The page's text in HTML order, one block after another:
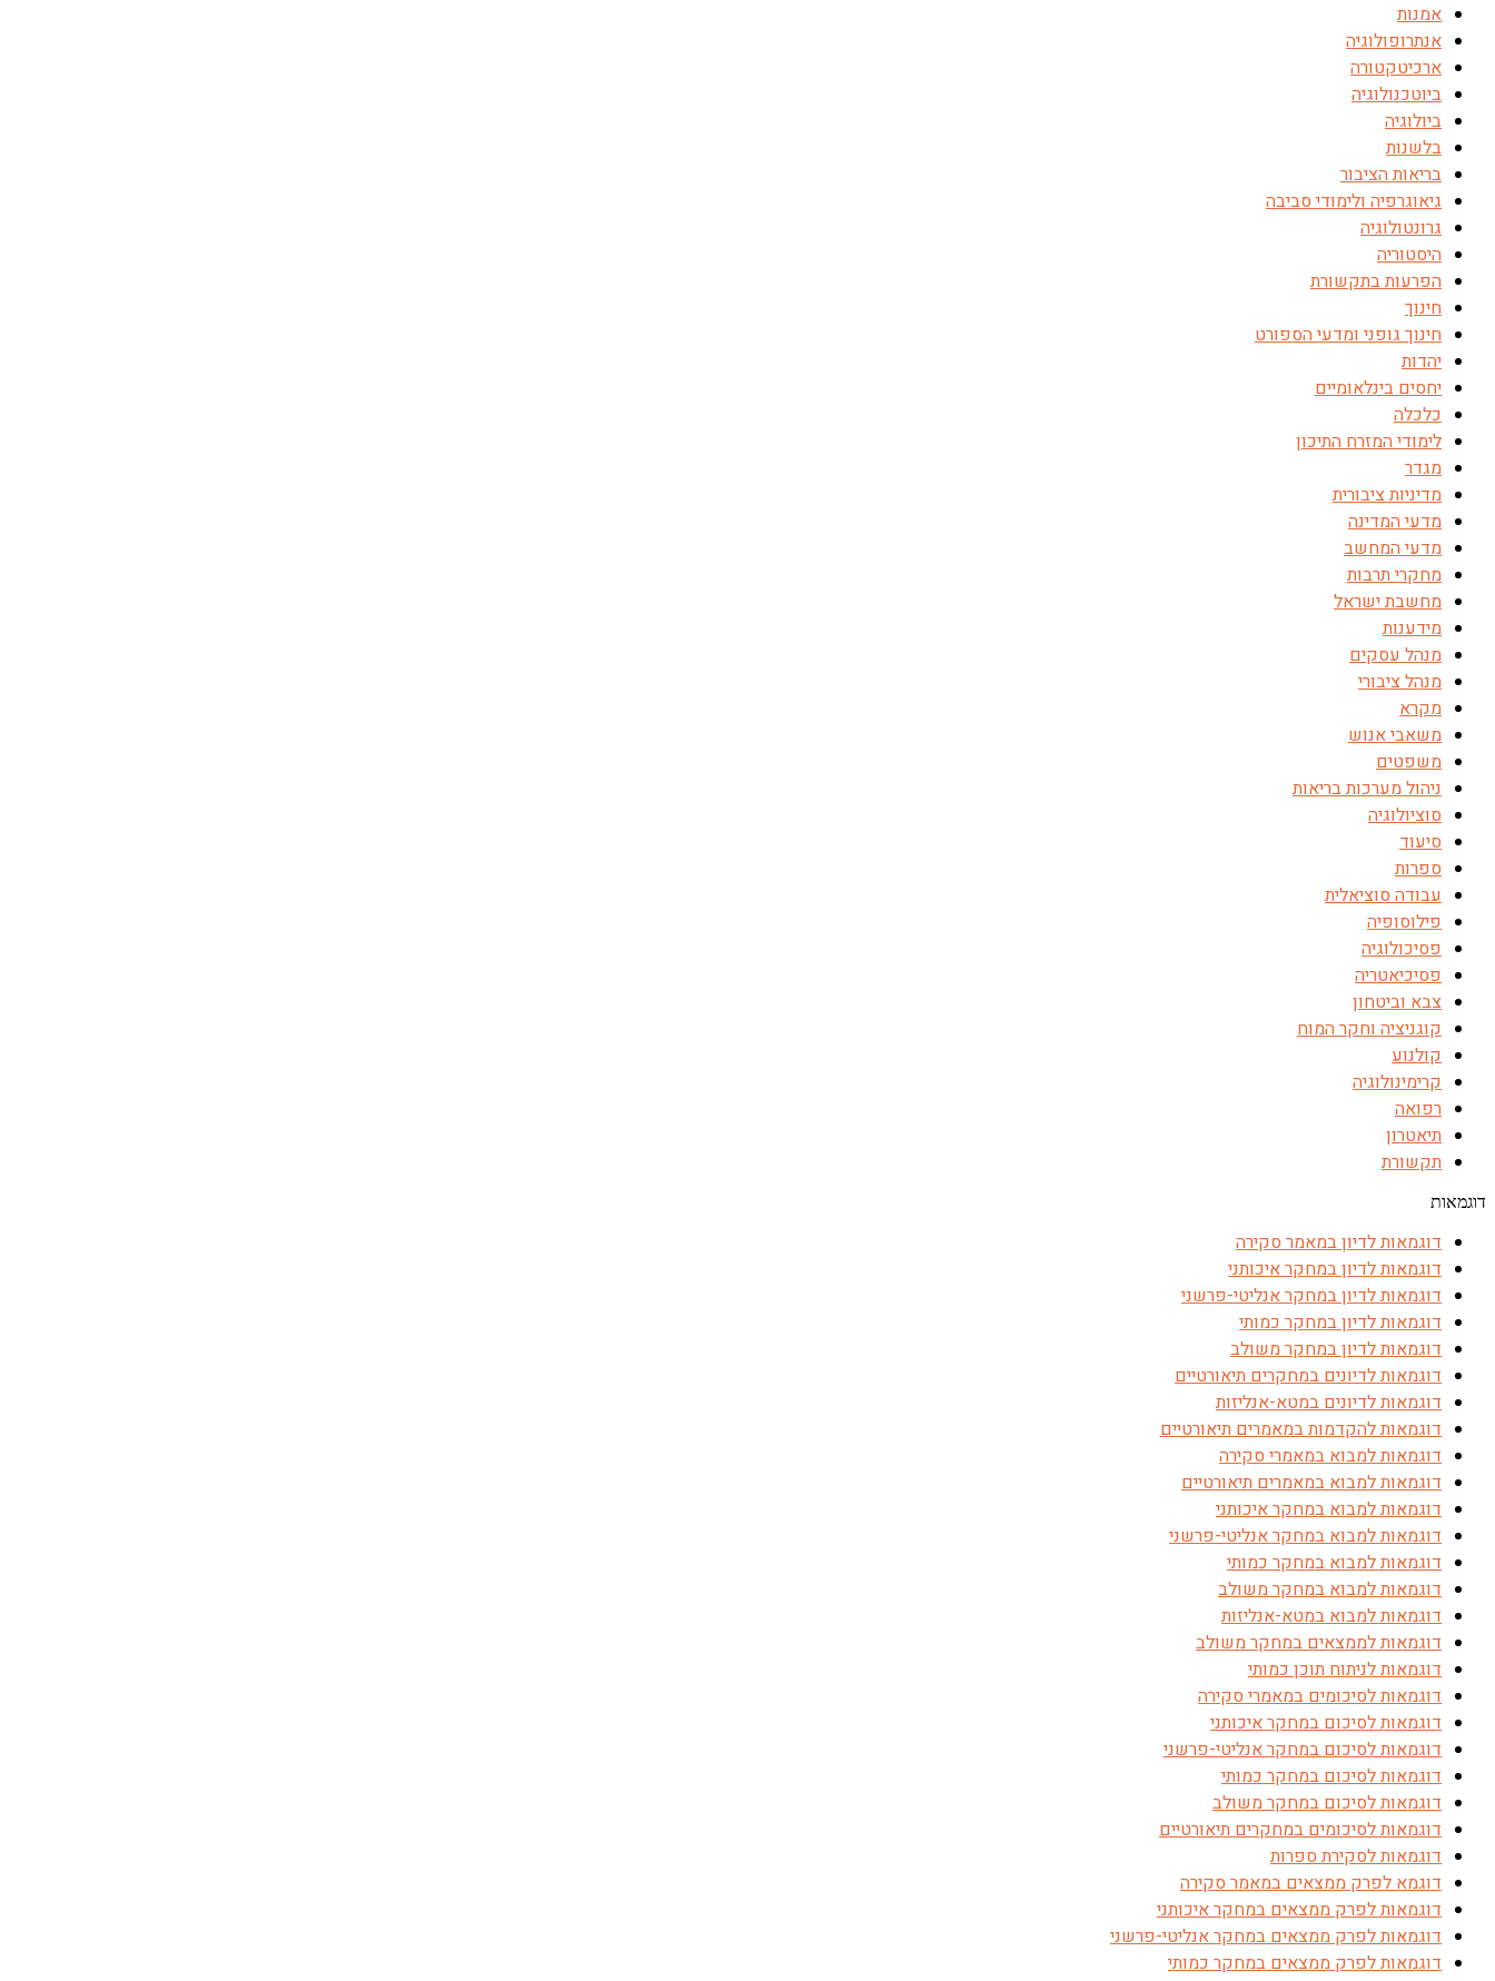
אמנות
אנתרופולוגיה
ארכיטקטורה
ביוטכנולוגיה
ביולוגיה
בלשנות
בריאות הציבור
גיאוגרפיה ולימודי סביבה
גרונטולוגיה
היסטוריה
הפרעות בתקשורת
חינוך
חינוך גופני ומדעי הספורט
יהדות
יחסים בינלאומיים
כלכלה
לימודי המזרח התיכון
מגדר
מדיניות ציבורית
מדעי המדינה
מדעי המחשב
מחקרי תרבות
מחשבת ישראל
מידענות
מנהל עסקים
מנהל ציבורי
מקרא
משאבי אנוש
משפטים
ניהול מערכות בריאות
סוציולוגיה
סיעוד
ספרות
עבודה סוציאלית
פילוסופיה
פסיכולוגיה
פסיכיאטריה
צבא וביטחון
קוגניציה וחקר המוח
קולנוע
קרימינולוגיה
רפואה
תיאטרון
תקשורת
דוגמאות
דוגמאות לדיון במאמר סקירה
דוגמאות לדיון במחקר איכותני
דוגמאות לדיון במחקר אנליטי-פרשני
דוגמאות לדיון במחקר כמותי
דוגמאות לדיון במחקר משולב
דוגמאות לדיונים במחקרים תיאורטיים
דוגמאות לדיונים במטא-אנליזות
דוגמאות להקדמות במאמרים תיאורטיים
דוגמאות למבוא במאמרי סקירה
דוגמאות למבוא במאמרים תיאורטיים
דוגמאות למבוא במחקר איכותני
דוגמאות למבוא במחקר אנליטי-פרשני
דוגמאות למבוא במחקר כמותי
דוגמאות למבוא במחקר משולב
דוגמאות למבוא במטא-אנליזות
דוגמאות לממצאים במחקר משולב
דוגמאות לניתוח תוכן כמותי
דוגמאות לסיכומים במאמרי סקירה
דוגמאות לסיכום במחקר איכותני
דוגמאות לסיכום במחקר אנליטי-פרשני
דוגמאות לסיכום במחקר כמותי
דוגמאות לסיכום במחקר משולב
דוגמאות לסיכומים במחקרים תיאורטיים
דוגמאות לסקירת ספרות
דוגמא לפרק ממצאים במאמר סקירה
דוגמאות לפרק ממצאים במחקר איכותני
דוגמאות לפרק ממצאים במחקר אנליטי-פרשני
דוגמאות לפרק ממצאים במחקר כמותי